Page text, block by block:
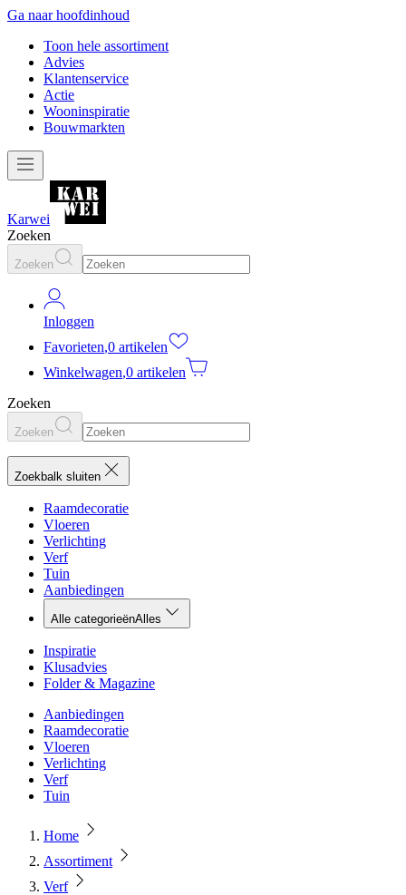
Ga naar hoofdinhoud
Toon hele assortiment
Advies
Klantenservice
Actie
Wooninspiratie
Bouwmarkten
Karwei
Zoeken
Zoeken
Inloggen
Favorieten,0 artikelen
Winkelwagen,0 artikelen
Zoeken
Zoeken
Zoekbalk sluiten
Raamdecoratie
Vloeren
Verlichting
Verf
Tuin
Aanbiedingen
Alle categorieënAlles
Inspiratie
Klusadvies
Folder & Magazine
Aanbiedingen
Raamdecoratie
Vloeren
Verlichting
Verf
Tuin
Home
Assortiment
Verf